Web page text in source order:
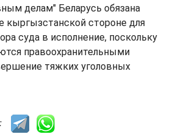
делам" Беларусь обязана
кыргызстанской стороне для
суда в исполнение, поскольку
правоохранительными
тяжких уголовных